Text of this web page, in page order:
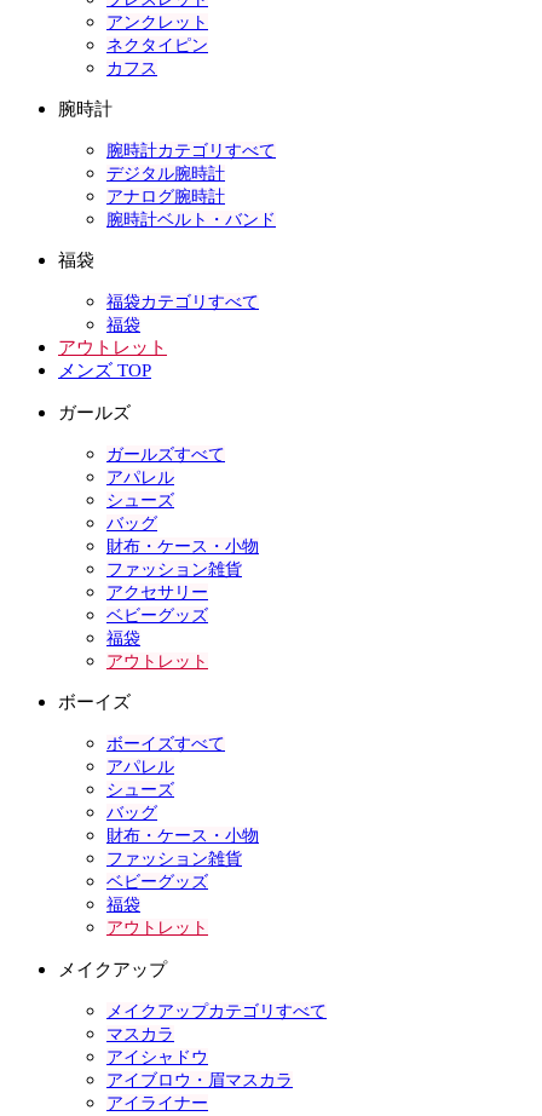
アンクレット
ネクタイピン
カフス
腕時計
腕時計カテゴリすべて
デジタル腕時計
アナログ腕時計
腕時計ベルト・バンド
福袋
福袋カテゴリすべて
福袋
アウトレット
メンズ TOP
ガールズ
ガールズすべて
アパレル
シューズ
バッグ
財布・ケース・小物
ファッション雑貨
アクセサリー
ベビーグッズ
福袋
アウトレット
ボーイズ
ボーイズすべて
アパレル
シューズ
バッグ
財布・ケース・小物
ファッション雑貨
ベビーグッズ
福袋
アウトレット
メイクアップ
メイクアップカテゴリすべて
マスカラ
アイシャドウ
アイブロウ・眉マスカラ
アイライナー